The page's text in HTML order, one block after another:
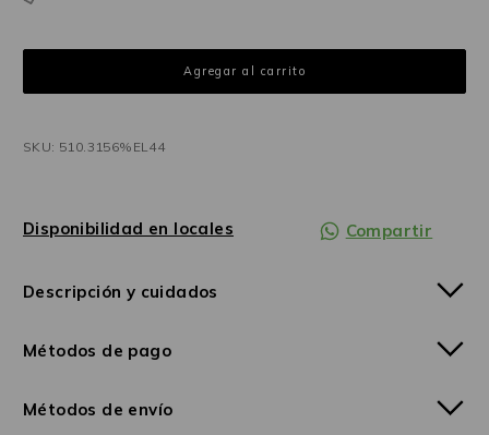
SKU: 510.3156%EL44
Disponibilidad en locales Compartir
Descripción y cuidados
Métodos de pago
Métodos de envío